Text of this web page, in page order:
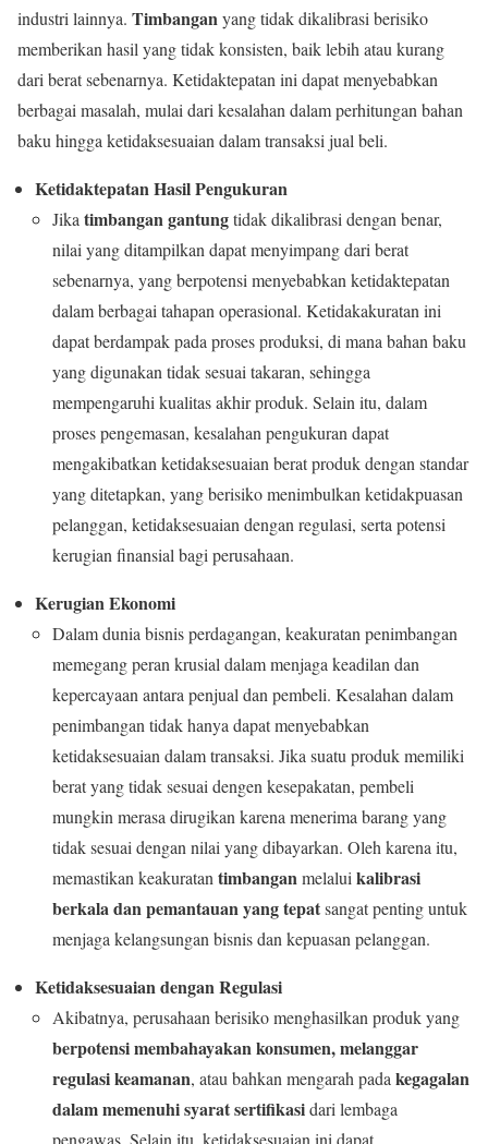
industri lainnya. Timbanganyang tidak dikalibrasi berisiko
memberikan hasil yang tidak konsisten, baik lebih atau kurang
dari berat sebenarnya. Ketidaktepatan ini dapat menyebabkan
berbagai masalah, mulai dari kesalahan dalam perhitungan bahan
baku hingga ketidaksesuaian dalam transaksi jual beli.
Ketidaktepatan Hasil Pengukuran
Jikatimbangan gantungtidak dikalibrasi dengan benar,
nilai yang ditampilkan dapat menyimpang dari berat
sebenarnya, yang berpotensi menyebabkan ketidaktepatan
dalam berbagai tahapan operasional. Ketidakakuratan ini
dapat berdampak pada proses produksi, di mana bahan baku
yang digunakan tidak sesuai takaran, sehingga
mempengaruhi kualitas akhir produk. Selain itu, dalam
proses pengemasan, kesalahan pengukuran dapat
mengakibatkan ketidaksesuaian berat produk dengan standar
yang ditetapkan, yang berisiko menimbulkan ketidakpuasan
pelanggan, ketidaksesuaian dengan regulasi, serta potensi
kerugian finansial bagi perusahaan.
Kerugian Ekonomi
Dalam dunia bisnis perdagangan, keakuratan penimbangan
memegang peran krusial dalam menjaga keadilan dan
kepercayaan antara penjual dan pembeli. Kesalahan dalam
penimbangan tidak hanya dapat menyebabkan
ketidaksesuaian dalam transaksi. Jika suatu produk memiliki
berat yang tidak sesuai dengen kesepakatan, pembeli
mungkin merasa dirugikan karena menerima barang yang
tidak sesuai dengan nilai yang dibayarkan. Oleh karena itu,
memastikan keakuratantimbanganmelaluikalibrasi
berkala dan pemantauan yang tepatsangat penting untuk
menjaga kelangsungan bisnis dan kepuasan pelanggan.
Ketidaksesuaian dengan Regulasi
Akibatnya, perusahaan berisiko menghasilkan produk yang
berpotensi membahayakan konsumen, melanggar
regulasi keamanan, atau bahkan mengarah padakegagalan
dalam memenuhi syarat sertifikasidari lembaga